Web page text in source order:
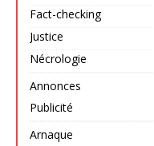
Fact-checking
Justice
Nécrologie
Annonces
Publicité
Arnaque